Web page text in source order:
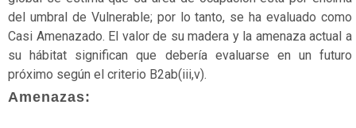
Marinos
No
aplicable
del umbral de Vulnerable; por lo tanto, se ha evaluado como
Casi Amenazado. El valor de su madera y la amenaza actual a
su hábitat significan que debería evaluarse en un futuro
próximo según el criterio B2ab(iii,v).
Amenazas: